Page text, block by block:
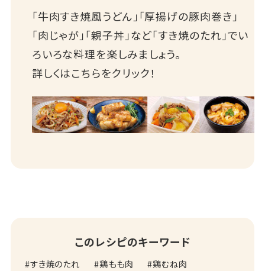
「牛肉すき焼風うどん」「厚揚げの豚肉巻き」
「肉じゃが」「親子丼」など「すき焼のたれ」でい
ろいろな料理を楽しみましょう。
詳しくはこちらをクリック！
このレシピのキーワード
すき焼のたれ 鶏もも肉
鶏むね肉